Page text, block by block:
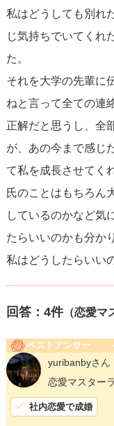
私はどうしても別れ
じ気持ちでいてくれ
た。
それを大学の先輩に
ねと言って全ての連
正解だと思うし、全
が、あの今まで感じ
て私を成長させてく
氏のことはもちろん
しているのかなど気
たらいいのかも分か
私はどうしたらいい
回答： 4件（恋愛マ
ベストアンサー
yuribanbyさん
恋愛マスター
社内恋愛で成婚